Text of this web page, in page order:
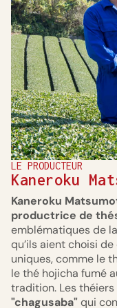
LE PRODUCTEUR
Kaneroku
Kaneroku
productrice de
emblématiques de
qu’ils aient choisi
uniques, comme le
le thé hojicha fumé
tradition. Les
"chagusaba"qui